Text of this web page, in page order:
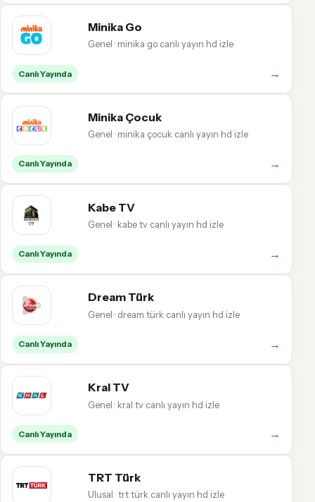
Minika Go
Genel · minika go canlı yayın hd izle
Canlı Yayında →
Minika Çocuk
Genel · minika çocuk canlı yayın hd izle
Canlı Yayında →
Kabe TV
Genel · kabe tv canlı yayın hd izle
Canlı Yayında →
Dream Türk
Genel · dream türk canlı yayın hd izle
Canlı Yayında →
Kral TV
Genel · kral tv canlı yayın hd izle
Canlı Yayında →
TRT Türk
Ulusal · trt türk canlı yayın hd izle